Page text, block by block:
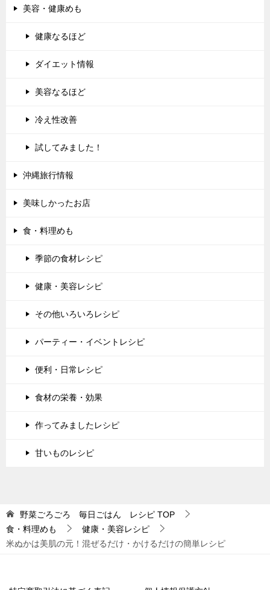
美容・健康めも
健康なるほど
ダイエット情報
美容なるほど
冷え性改善
試してみました！
沖縄旅行情報
美味しかったお店
食・料理めも
季節の食材レシピ
健康・美容レシピ
その他いろいろレシピ
パーティー・イベントレシピ
便利・日常レシピ
食材の栄養・効果
作ってみましたレシピ
甘いものレシピ
野菜ごろごろ 毎日ごはん レシピ TOP
食・料理めも
健康・美容レシピ
米ぬかは美肌の元！混ぜるだけ・かけるだけの簡単レシピ